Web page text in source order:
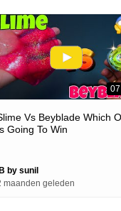
Vs Beyblade Which
Going To Win
by sunil
maanden geleden